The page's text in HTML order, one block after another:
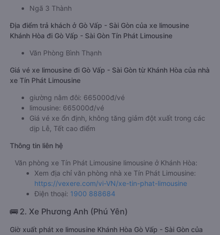
Ngã 3 Thành
Địa điểm trả khách ở Gò Vấp - Sài Gòn của xe limousine
Khánh Hòa đi Gò Vấp - Sài Gòn Tín Phát Limousine
Văn Phòng Bình Thạnh
Giá vé xe limousine đi Gò Vấp - Sài Gòn từ Khánh Hòa của nhà
xe Tín Phát Limousine
giường nằm đôi: 665000đ/vé
limousine: 665000đ/vé
Giá vé xe ổn định, không tăng giảm đột xuất trong các
dịp Lễ, Tết cao điểm
Thông tin liên hệ
Văn phòng xe Tín Phát Limousine limousine ở Khánh Hòa:
Xem địa chỉ văn phòng nhà xe Tín Phát Limousine:
https://vexere.com/vi-VN/xe-tin-phat-limousine
Điện thoại: 1900 888684
🚌 2. Xe Phương Anh (Phú Yên)
Giờ xuất phát xe limousine Khánh Hòa Gò Vấp - Sài Gòn của